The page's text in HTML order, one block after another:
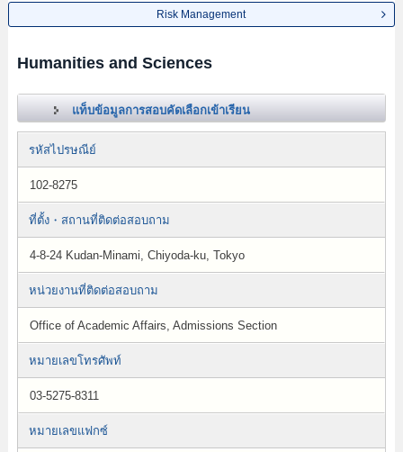
Risk Management
Humanities and Sciences
แท็บข้อมูลการสอบคัดเลือกเข้าเรียน
รหัสไปรษณีย์
102-8275
ที่ตั้ง・สถานที่ติดต่อสอบถาม
4-8-24 Kudan-Minami, Chiyoda-ku, Tokyo
หน่วยงานที่ติดต่อสอบถาม
Office of Academic Affairs, Admissions Section
หมายเลขโทรศัพท์
03-5275-8311
หมายเลขแฟกซ์